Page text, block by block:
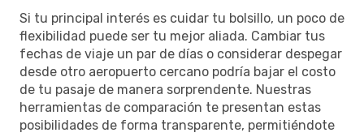
Si tu principal interés es cuidar tu bolsillo, un poco de
flexibilidad puede ser tu mejor aliada. Cambiar tus
fechas de viaje un par de días o considerar despegar
desde otro aeropuerto cercano podría bajar el costo
de tu pasaje de manera sorprendente. Nuestras
herramientas de comparación te presentan estas
posibilidades de forma transparente, permitiéndote